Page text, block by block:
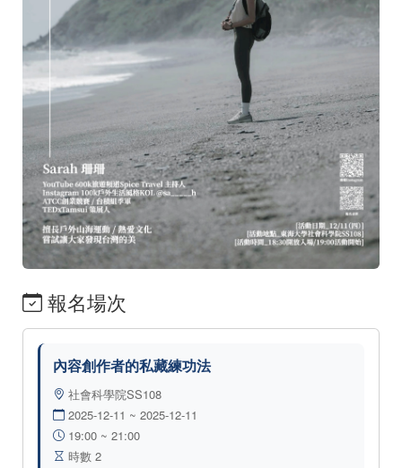
報名場次
內容創作者的私藏練功法
社會科學院SS108
2025-12-11 ~ 2025-12-11
19:00 ~ 21:00
時數 2